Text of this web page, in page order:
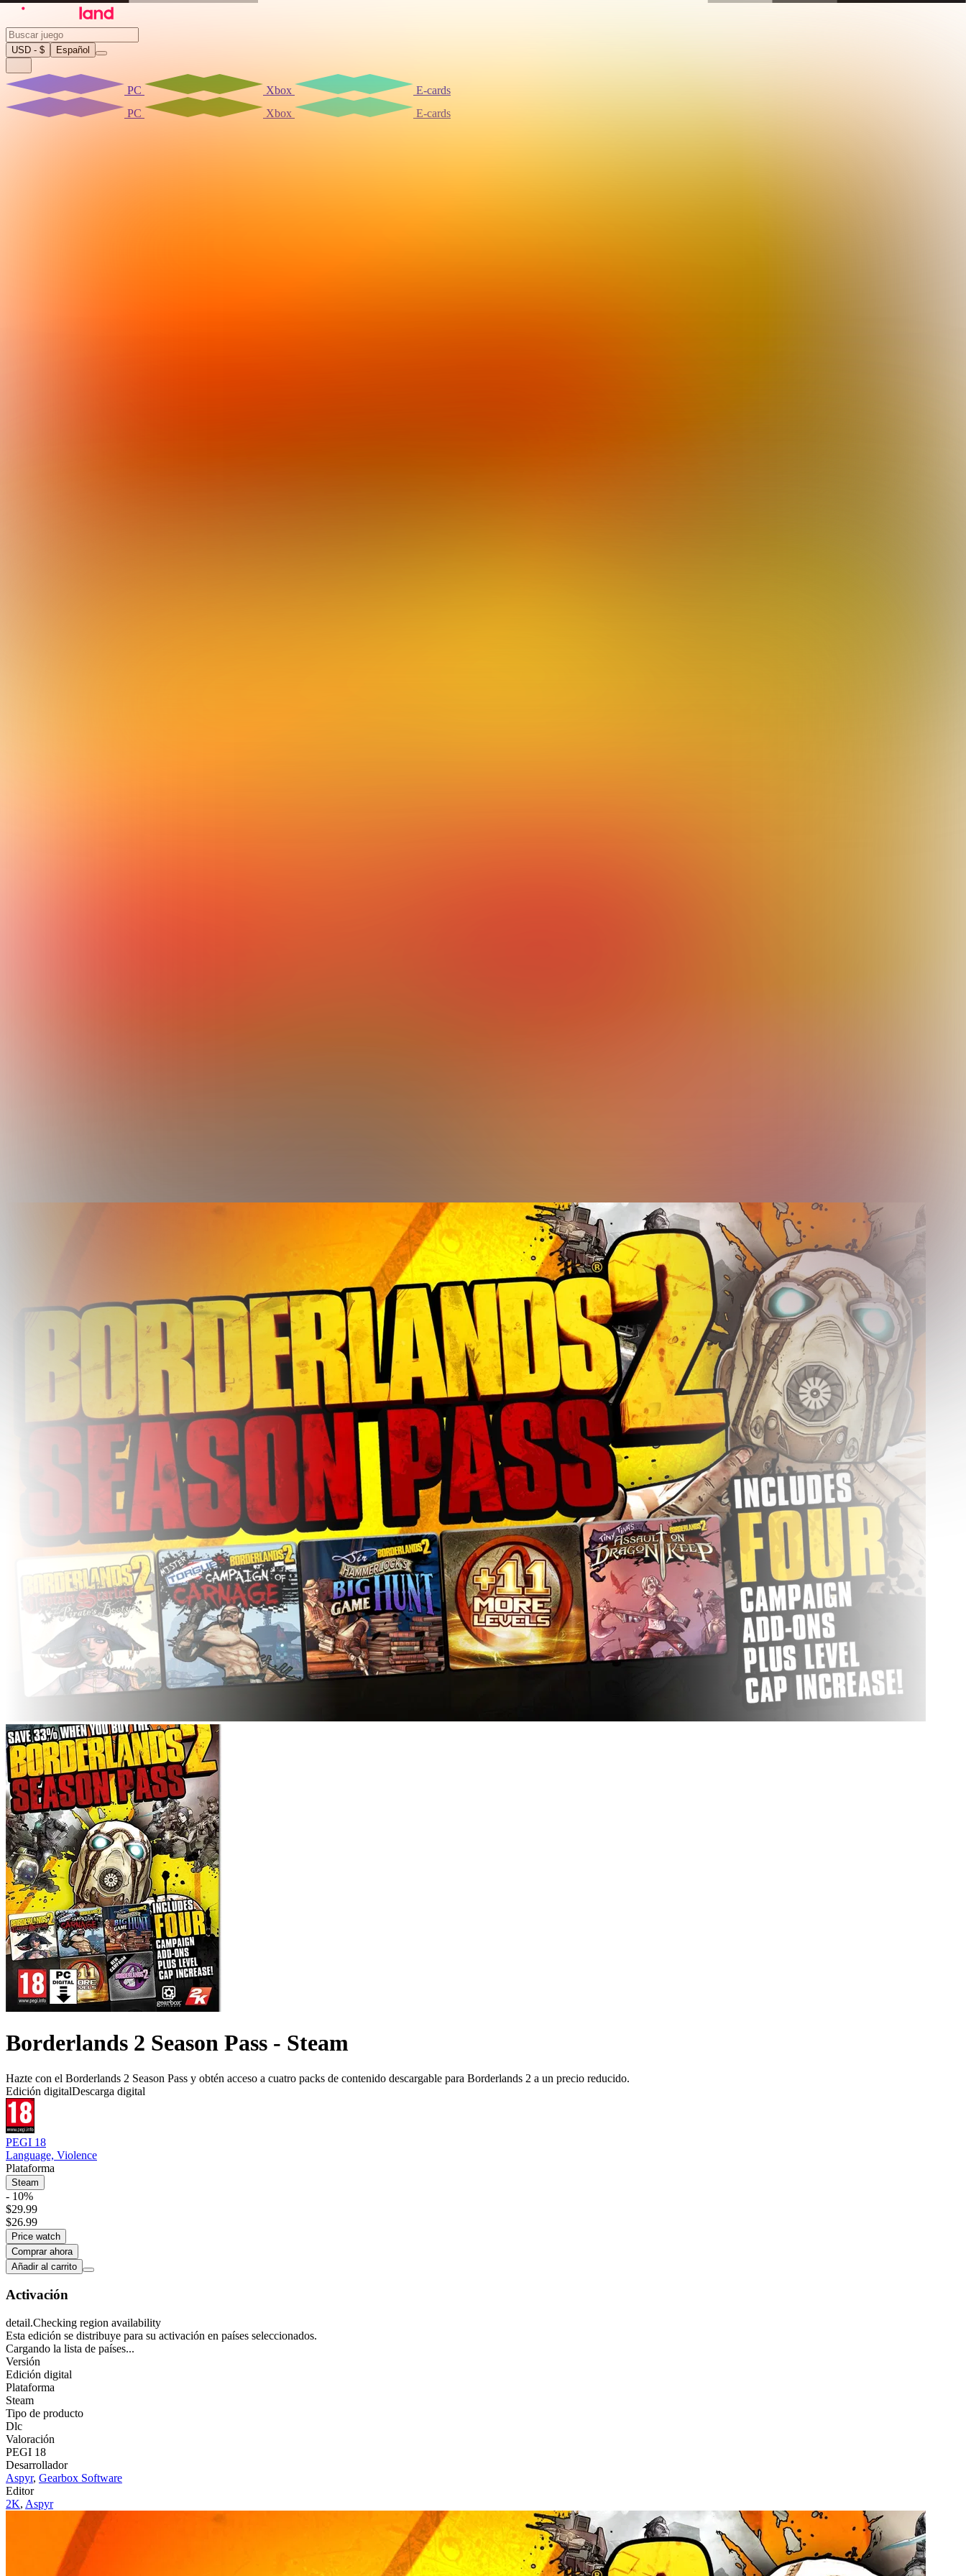
USD - $ Español
PC Xbox
E-cards
PC
Xbox E-cards
Borderlands 2 Season Pass - Steam
Hazte con el Borderlands 2 Season Pass y obtén acceso a cuatro packs de contenido descargable para Borderlands 2 a un precio reducido.
Edición digitalDescarga digital
PEGI 18
Language, Violence
Plataforma
Steam
- 10%
$29.99
$26.99
Price watch
Comprar ahora
Añadir al carrito
Activación
detail.Checking region availability
Esta edición se distribuye para su activación en países seleccionados.
Cargando la lista de países...
Versión
Edición digital
Plataforma
Steam
Tipo de producto
Dlc
Valoración
PEGI 18
Desarrollador
Aspyr, Gearbox Software
Editor
2K, Aspyr